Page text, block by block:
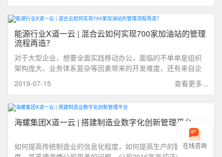
能源行业X道一云 | 混合云如何实现700家加油站的管理
流程再造？
对于大型企业，想要全面实践移动办公，面临的不单单是组织
架构庞大、业务体系复杂等因素带来的开发难度，还有来自企
业机密数据的安全担忧。案例中这家能源行业的客户，在道一
云办公平台上开发了加油站工作助手，其中内含了6大场景和36
务管理流程再造。
查看更多...
2019-07-15
海螺集团X道一云 | 搭建制造业数字化创新管理平台
如何提高传统制造业的信息化程度，如何提高生产的智能化程
在线咨询